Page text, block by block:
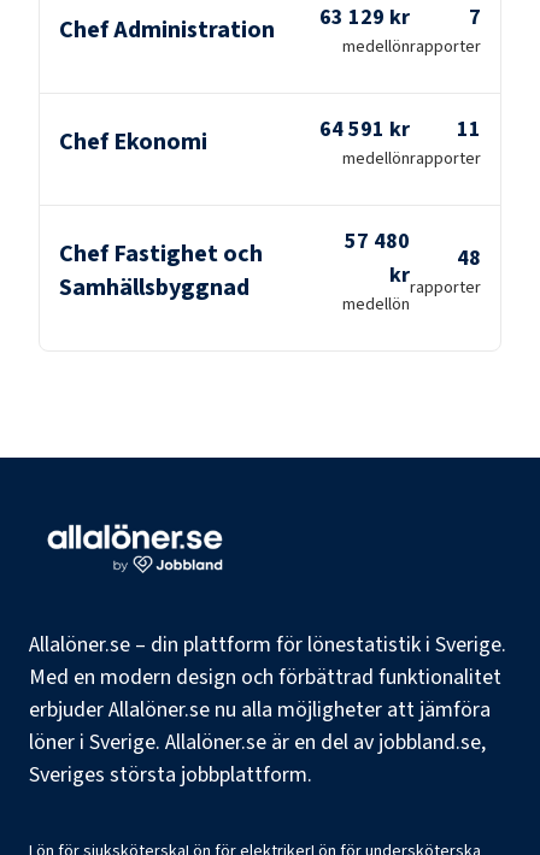
Chef Administration 63 129 kr
medellön
7
rapporter
Chef Ekonomi 64 591 kr
medellön
11
rapporter
Chef Fastighet och
Samhällsbyggnad
57 480
kr
medellön
48
rapporter
Allalöner.se – din plattform för lönestatistik i Sverige.
Med en modern design och förbättrad funktionalitet
erbjuder Allalöner.se nu alla möjligheter att jämföra
löner i Sverige. Allalöner.se är en del av jobbland.se,
Sveriges största jobbplattform.